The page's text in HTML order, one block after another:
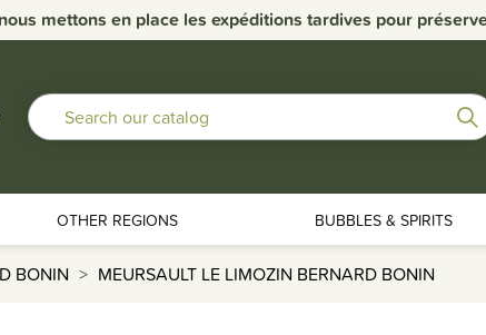
mettons en place les expéditions tardives pour
OTHER REGIONS BUBBLES & SPIRITS
BONIN MEURSAULT LE LIMOZIN BERNARD BONIN